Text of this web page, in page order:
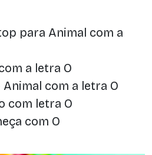
para Animal com a
a letra O
com a letra O
com letra O
com O